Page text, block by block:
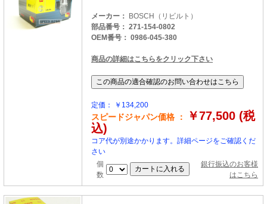
メーカー：
BOSCH（リビルト）
部品番号： 271-154-0802
OEM番号： 0986-045-380
商品の詳細はこちらをクリック下さい
定価： ￥134,200
スピードジャパン価格 ：
￥77,500 (税
込)
コア代が別途かかります。詳細ページをご確認くだ
さい
個
数
銀行振込のお客様
はこちら